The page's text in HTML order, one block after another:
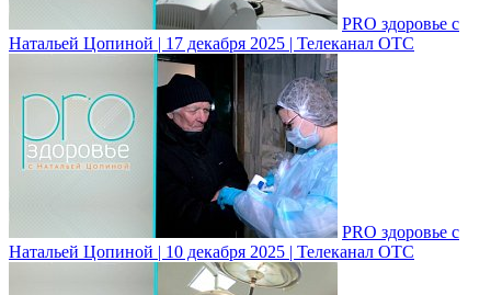
PRO здоровье с
Натальей Цопиной | 17 декабря 2025 | Телеканал ОТС
PRO здоровье с
Натальей Цопиной | 10 декабря 2025 | Телеканал ОТС